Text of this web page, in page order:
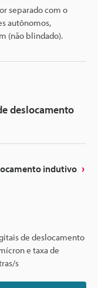
separado com o
autônomos,
(não blindado).
deslocamento
indutivo
de deslocamento
e taxa de
s